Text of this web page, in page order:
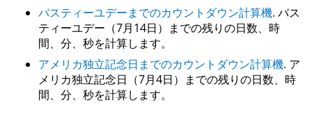
バスティーユデーまでのカウントダウン計算機. バス
ティーユデー（7月14日）までの残りの日数、時
間、分、秒を計算します。
アメリカ独立記念日までのカウントダウン計算機. ア
メリカ独立記念日（7月4日）までの残りの日数、時
間、分、秒を計算します。